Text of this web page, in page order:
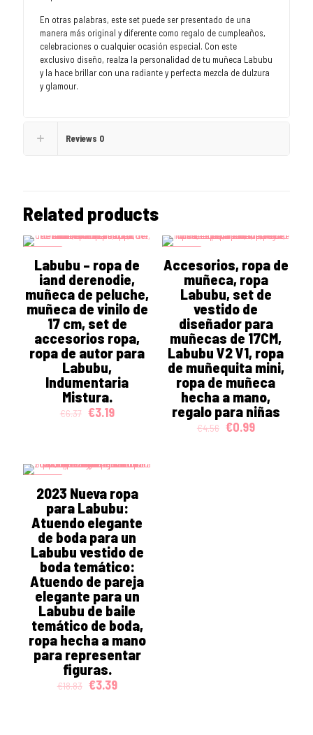
En otras palabras, este set puede ser presentado de una
manera más original y diferente como regalo de cumpleaños,
celebraciones o cualquier ocasión especial. Con este
exclusivo diseño, realza la personalidad de tu muñeca Labubu
y la hace brillar con una radiante y perfecta mezcla de dulzura
y glamour.
Reviews 0
Related products
Labubu – ropa de
iand derenodie,
muñeca de peluche,
muñeca de vinilo de
17 cm, set de
accesorios ropa,
ropa de autor para
Labubu,
Indumentaria
Mistura.
€6.37 Original
€3.19Current
Accesorios, ropa de
muñeca, ropa
Labubu, set de
vestido de
diseñador para
muñecas de 17CM,
Labubu V2 V1, ropa
de muñequita mini,
ropa de muñeca
hecha a mano,
regalo para niñas
€4.56 Original
€0.99Current
2023 Nueva ropa
para Labubu:
Atuendo elegante
de boda para un
Labubu vestido de
boda temático:
Atuendo de pareja
elegante para un
Labubu de baile
temático de boda,
ropa hecha a mano
para representar
figuras.
€18.83 Original
€3.39Current